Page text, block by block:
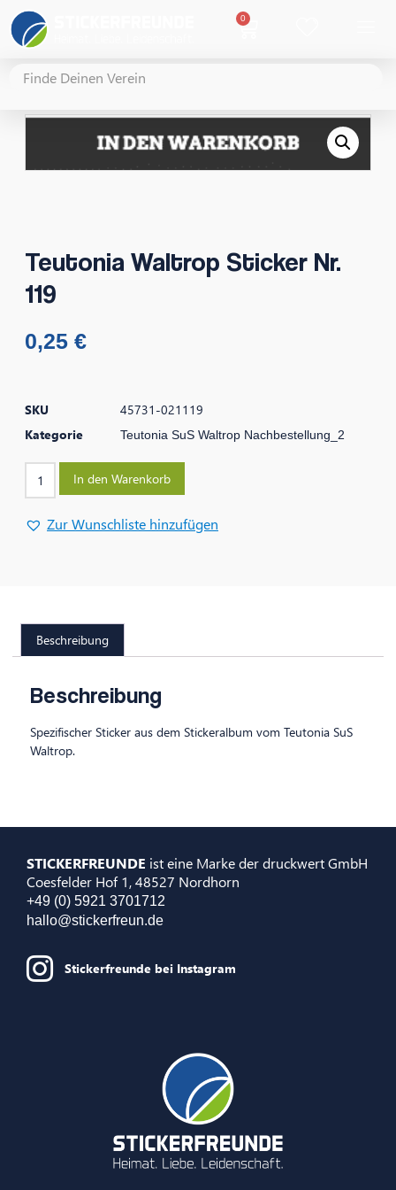
0
Teutonia Waltrop Sticker Nr.
119
0,25 €
SKU
45731-021119
Kategorie
Teutonia SuS Waltrop Nachbestellung_2
In den Warenkorb
Zur Wunschliste hinzufügen
Beschreibung
Beschreibung
Spezifischer Sticker aus dem Stickeralbum vom Teutonia SuS
Waltrop.
STICKERFREUNDE ist eine Marke der druckwert GmbH
Coesfelder Hof 1, 48527 Nordhorn
+49 (0) 5921 3701712
hallo@stickerfreun.de
Stickerfreunde bei Instagram